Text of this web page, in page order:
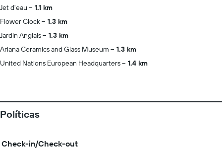
Jet d'eau
1.1 km
Flower Clock
1.3 km
Jardin Anglais
1.3 km
Ariana Ceramics and Glass Museum
1.3 km
United Nations European Headquarters
1.4 km
Políticas
Check-in/Check-out